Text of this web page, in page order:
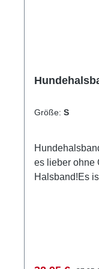
Größe: S
es lieber ohne
Halsband!Es